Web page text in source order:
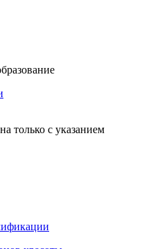
только с указанием